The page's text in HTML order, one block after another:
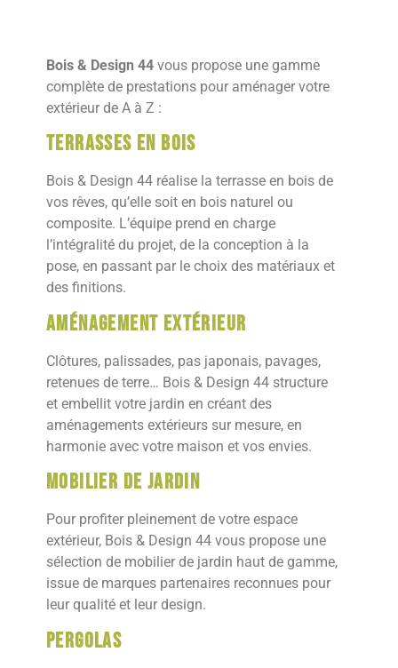
Bois & Design 44 vous propose une gamme
complète de prestations pour aménager votre
extérieur de A à Z :
Terrasses en bois
Bois & Design 44 réalise la terrasse en bois de
vos rêves, qu’elle soit en bois naturel ou
composite. L’équipe prend en charge
l’intégralité du projet, de la conception à la
pose, en passant par le choix des matériaux et
des finitions.
Aménagement extérieur
Clôtures, palissades, pas japonais, pavages,
retenues de terre… Bois & Design 44 structure
et embellit votre jardin en créant des
aménagements extérieurs sur mesure, en
harmonie avec votre maison et vos envies.
Mobilier de jardin
Pour profiter pleinement de votre espace
extérieur, Bois & Design 44 vous propose une
sélection de mobilier de jardin haut de gamme,
issue de marques partenaires reconnues pour
leur qualité et leur design.
Pergolas